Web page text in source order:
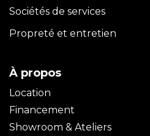
Sociétés de services
Propreté et entretien
À propos
Location
Financement
Showroom & Ateliers